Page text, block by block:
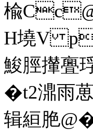
楡
H墝V
鮻脛攆 亹
� t2濎雨
辑絙脃